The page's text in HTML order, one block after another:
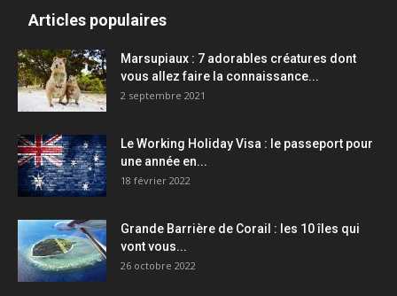
Articles populaires
Marsupiaux : 7 adorables créatures dont
vous allez faire la connaissance...
2 septembre 2021
Le Working Holiday Visa : le passeport pour
une année en...
18 février 2022
Grande Barrière de Corail : les 10 îles qui
vont vous...
26 octobre 2022